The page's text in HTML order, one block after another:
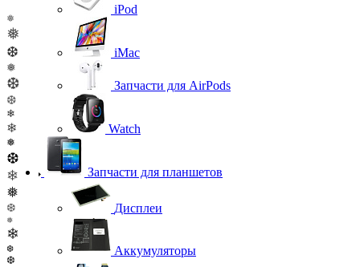
❅
❅
❆
❅
❆
❆
❄
❄
❅
❆
❄
❅
❆
❅
❄
❆
❆
iPod
iMac
Запчасти для AirPods
Watch
Запчасти для планшетов
Дисплеи
Аккумуляторы